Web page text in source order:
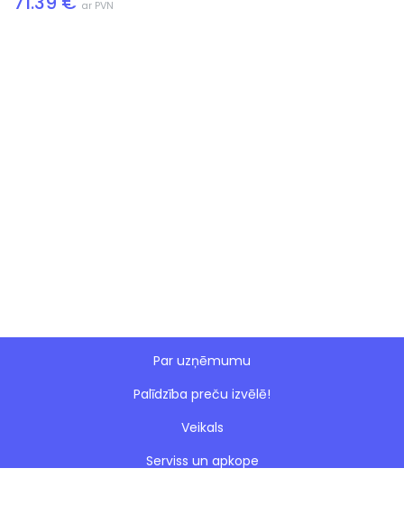
ar PVN
Par uzņēmumu
Palīdzība preču izvēlē!
Veikals
Serviss un apkope